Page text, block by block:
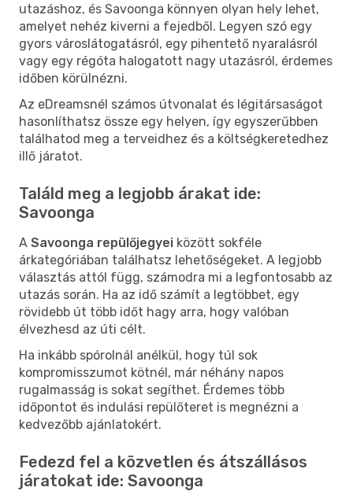
utazáshoz, és Savoonga könnyen olyan hely lehet,
amelyet nehéz kiverni a fejedből. Legyen szó egy
gyors városlátogatásról, egy pihentető nyaralásról
vagy egy régóta halogatott nagy utazásról, érdemes
időben körülnézni.
Az eDreamsnél számos útvonalat és légitársaságot
hasonlíthatsz össze egy helyen, így egyszerűbben
találhatod meg a terveidhez és a költségkeretedhez
illő járatot.
Találd meg a legjobb árakat ide:
Savoonga
A Savoonga repülőjegyei között sokféle
árkategóriában találhatsz lehetőségeket. A legjobb
választás attól függ, számodra mi a legfontosabb az
utazás során. Ha az idő számít a legtöbbet, egy
rövidebb út több időt hagy arra, hogy valóban
élvezhesd az úti célt.
Ha inkább spórolnál anélkül, hogy túl sok
kompromisszumot kötnél, már néhány napos
rugalmasság is sokat segíthet. Érdemes több
időpontot és indulási repülőteret is megnézni a
kedvezőbb ajánlatokért.
Fedezd fel a közvetlen és átszállásos
járatokat ide: Savoonga